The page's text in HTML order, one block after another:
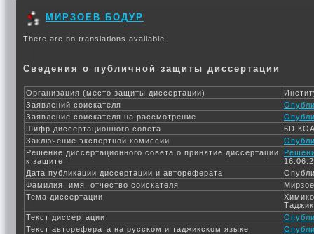
МИРЗОЕВ БОДУР
There are no translations available.
Сведения о публичной защиты диссертации
Организация (место защиты диссертации)
Заявлений соискателя
Заявление соискателя на рассмотрение
Шифр диссертационного совета
Заключение экспертной комиссии
Решение диссертационного совета о принятие диссертации
к защите
Дата публикации диссертации и автореферата
Фамилия, имя, отчество соискателя
Тема диссертации
Текст диссертации
Текст автореферата на русском и таджикском языке